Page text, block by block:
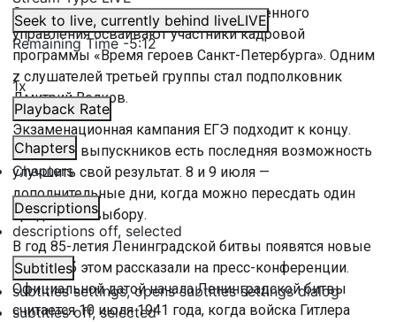
Seek to live, currently behind liveLIVE
Remaining Time-5:12
1x
Playback Rate
Chapters
Chapters
Descriptions
descriptions off, selected
Subtitles
subtitles settings, opens subtitles settings dialog
subtitles off, selected
Современные технологии государственного
управления осваивают участники кадровой
программы «Время героев Санкт-Петербурга». Одним
z слушателей третьей группы стал подполковник
Дмитрий Волков.
Экзаменационная кампания ЕГЭ подходит к концу.
Сегодня у выпускников есть последняя возможность
улучшить свой результат. 8 и 9 июля —
дополнительные дни, когда можно пересдать один
предмет по выбору.
В год 85-летия Ленинградской битвы появятся новые
музеи. Об этом рассказали на пресс-конференции.
Официальной датой начала Ленинградской битвы
считается 10 июля 1941 года, когда войска Гитлера